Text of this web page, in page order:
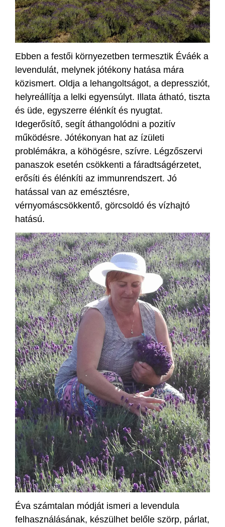
Ebben a festői környezetben termesztik Éváék a
levendulát, melynek jótékony hatása mára
közismert. Oldja a lehangoltságot, a depressziót,
helyreállítja a lelki egyensúlyt. Illata átható, tiszta
és üde, egyszerre élénkít és nyugtat.
Idegerősítő, segít áthangolódni a pozitív
működésre. Jótékonyan hat az ízületi
problémákra, a köhögésre, szívre. Légzőszervi
panaszok esetén csökkenti a fáradtságérzetet,
erősíti és élénkíti az immunrendszert. Jó
hatással van az emésztésre,
vérnyomáscsökkentő, görcsoldó és vízhajtó
hatású.
Éva számtalan módját ismeri a levendula
felhasználásának, készülhet belőle szörp, párlat,